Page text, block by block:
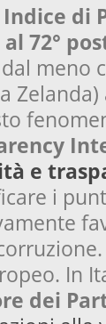
Indice di
72°
meno
e
i
In
dei